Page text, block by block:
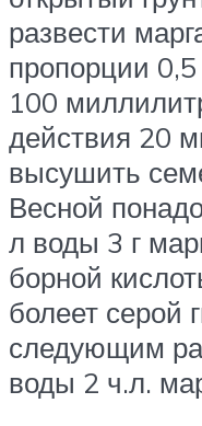
развести
пропорции
100
действия 20
высушить
Весной
л воды 3 г
борной
болеет серой
следующим
воды 2 ч.л.